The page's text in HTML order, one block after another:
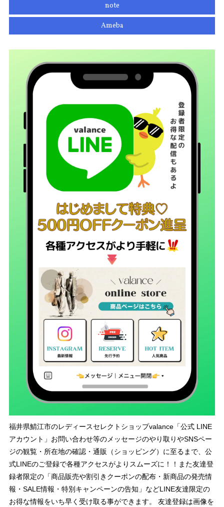
note
Ameba
福井県鯖江市のレディースセレクトショップvalance「公式 LINE
アカウント」お問い合わせ等のメッセージのやり取りやSNSペー
ジの観覧・所在地の確認・通販（ショッピング）に至るまで、公
式LINEのご登録で各種アクセスがよりスムーズに！！また友達登
録者限定の「商品販売や割引きクーポンの配布・新商品の発売情
報・SALE情報・特別キャンペーンの告知」などLINE友達限定の
お得な情報をいち早く受け取る事ができます。 友達登録は画像を